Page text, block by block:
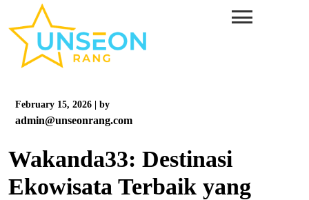
content
February 15, 2026 by
admin@unseonrang.com
Wakanda33: Destinasi
Ekowisata Terbaik yang